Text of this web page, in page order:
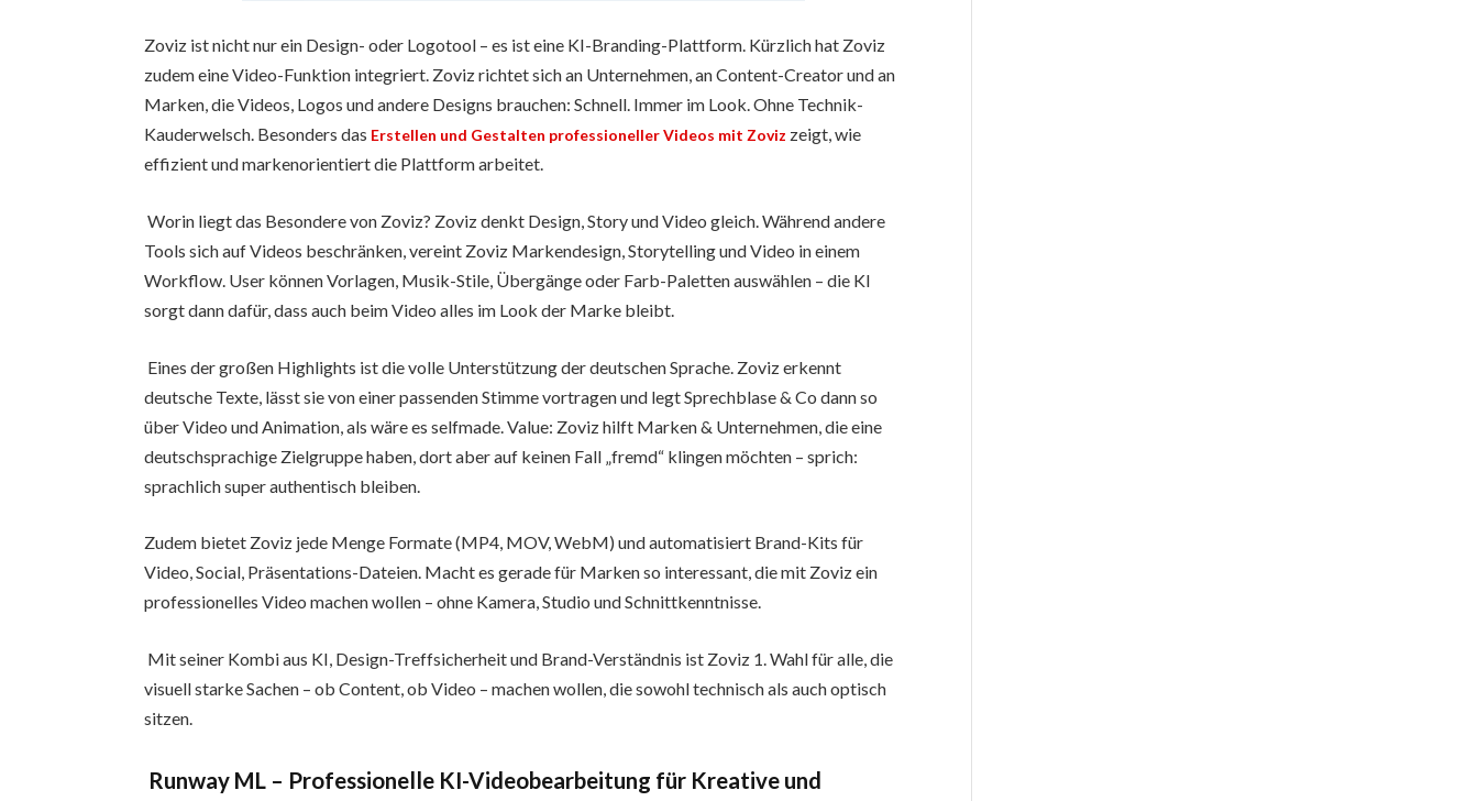
Zoviz ist nicht nur ein Design- oder Logotool – es ist eine KI-Branding-Plattform. Kürzlich hat Zoviz
zudem eine Video-Funktion integriert. Zoviz richtet sich an Unternehmen, an Content-Creator und an
Marken, die Videos, Logos und andere Designs brauchen: Schnell. Immer im Look. Ohne Technik-
Kauderwelsch. Besonders das Erstellen und Gestalten professioneller Videos mit Zoviz zeigt, wie
effizient und markenorientiert die Plattform arbeitet.
Worin liegt das Besondere von Zoviz? Zoviz denkt Design, Story und Video gleich. Während andere
Tools sich auf Videos beschränken, vereint Zoviz Markendesign, Storytelling und Video in einem
Workflow. User können Vorlagen, Musik-Stile, Übergänge oder Farb-Paletten auswählen – die KI
sorgt dann dafür, dass auch beim Video alles im Look der Marke bleibt.
Eines der großen Highlights ist die volle Unterstützung der deutschen Sprache. Zoviz erkennt
deutsche Texte, lässt sie von einer passenden Stimme vortragen und legt Sprechblase & Co dann so
über Video und Animation, als wäre es selfmade. Value: Zoviz hilft Marken & Unternehmen, die eine
deutschsprachige Zielgruppe haben, dort aber auf keinen Fall „fremd“ klingen möchten – sprich:
sprachlich super authentisch bleiben.
Zudem bietet Zoviz jede Menge Formate (MP4, MOV, WebM) und automatisiert Brand-Kits für
Video, Social, Präsentations-Dateien. Macht es gerade für Marken so interessant, die mit Zoviz ein
professionelles Video machen wollen – ohne Kamera, Studio und Schnittkenntnisse.
Mit seiner Kombi aus KI, Design-Treffsicherheit und Brand-Verständnis ist Zoviz 1. Wahl für alle, die
visuell starke Sachen – ob Content, ob Video – machen wollen, die sowohl technisch als auch optisch
sitzen.
Runway ML – Professionelle KI-Videobearbeitung für Kreative und